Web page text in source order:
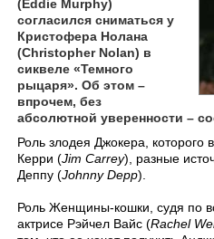
(Eddie Murphy)
согласился сниматься у
Кристофера Нолана
(Christopher Nolan) в
сиквеле «Темного
рыцаря». Об этом –
впрочем, без
абсолютной уверенности –
Роль злодея Джокера,
Керри (Jim Carrey), разные
Деппу (Johnny Depp).
Роль Женщины-кошки, судя по
актрисе Рэйчел Вайс (Rachel